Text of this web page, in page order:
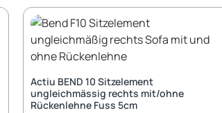
(mit Rückenlehne) Sitzhöhe: 43 cm
Lieferung und Montage: Sitzelement wird
demontiert geliefert - einfache Montage
Füße und Rückenlehne müssen mit Sitz
verbunden werden
Actiu BEND 10 Sitzelement
ungleichmässig rechts mit/ohne
Rückenlehne Fuss 5cm